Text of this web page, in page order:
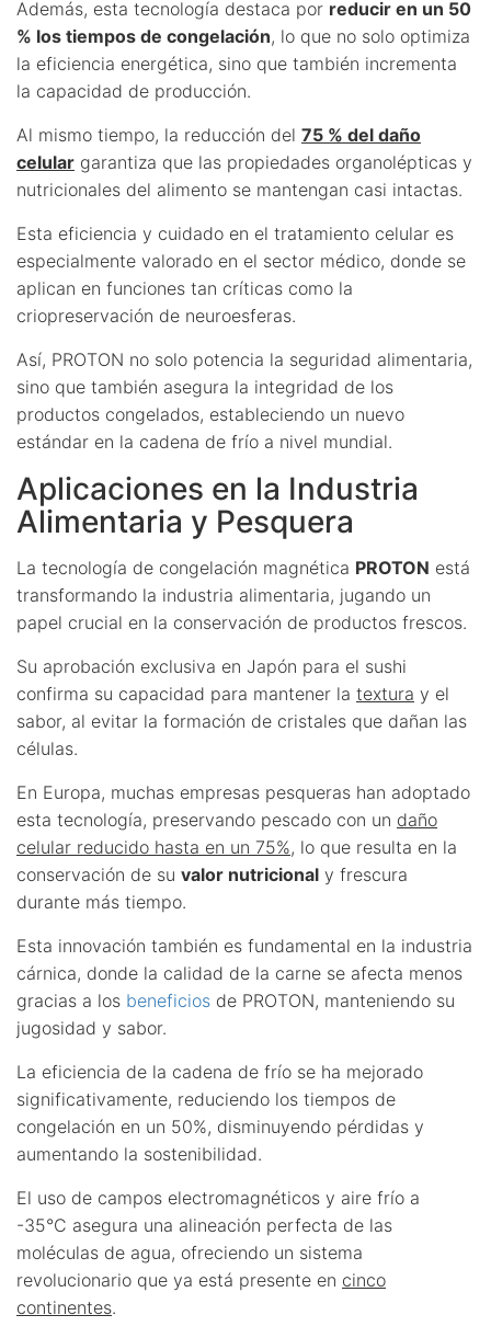
Además, esta tecnología destaca por reducir en un 50
% los tiempos de congelación, lo que no solo optimiza
la eficiencia energética, sino que también incrementa
la capacidad de producción.
Al mismo tiempo, la reducción del 75 % del daño
celular garantiza que las propiedades organolépticas y
nutricionales del alimento se mantengan casi intactas.
Esta eficiencia y cuidado en el tratamiento celular es
especialmente valorado en el sector médico, donde se
aplican en funciones tan críticas como la
criopreservación de neuroesferas.
Así, PROTON no solo potencia la seguridad alimentaria,
sino que también asegura la integridad de los
productos congelados, estableciendo un nuevo
estándar en la cadena de frío a nivel mundial.
Aplicaciones en la Industria
Alimentaria y Pesquera
La tecnología de congelación magnética PROTON está
transformando la industria alimentaria, jugando un
papel crucial en la conservación de productos frescos.
Su aprobación exclusiva en Japón para el sushi
confirma su capacidad para mantener la textura y el
sabor, al evitar la formación de cristales que dañan las
células.
En Europa, muchas empresas pesqueras han adoptado
esta tecnología, preservando pescado con un daño
celular reducido hasta en un 75%, lo que resulta en la
conservación de su valor nutricional y frescura
durante más tiempo.
Esta innovación también es fundamental en la industria
cárnica, donde la calidad de la carne se afecta menos
gracias a los beneficios de PROTON, manteniendo su
jugosidad y sabor.
La eficiencia de la cadena de frío se ha mejorado
significativamente, reduciendo los tiempos de
congelación en un 50%, disminuyendo pérdidas y
aumentando la sostenibilidad.
El uso de campos electromagnéticos y aire frío a
-35°C asegura una alineación perfecta de las
moléculas de agua, ofreciendo un sistema
revolucionario que ya está presente en cinco
continentes.